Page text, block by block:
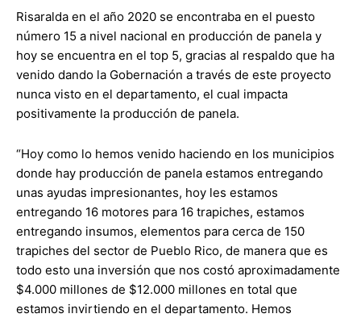
Risaralda en el año 2020 se encontraba en el puesto
número 15 a nivel nacional en producción de panela y
hoy se encuentra en el top 5, gracias al respaldo que ha
venido dando la Gobernación a través de este proyecto
nunca visto en el departamento, el cual impacta
positivamente la producción de panela.
“Hoy como lo hemos venido haciendo en los municipios
donde hay producción de panela estamos entregando
unas ayudas impresionantes, hoy les estamos
entregando 16 motores para 16 trapiches, estamos
entregando insumos, elementos para cerca de 150
trapiches del sector de Pueblo Rico, de manera que es
todo esto una inversión que nos costó aproximadamente
$4.000 millones de $12.000 millones en total que
estamos invirtiendo en el departamento. Hemos